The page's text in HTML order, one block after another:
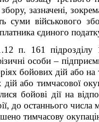
збору, зазначені,
суми військового
єдиного
п. 161
особи –
бойових дій або
або тимчасової
бойові дії на
до останнього
тимчасову